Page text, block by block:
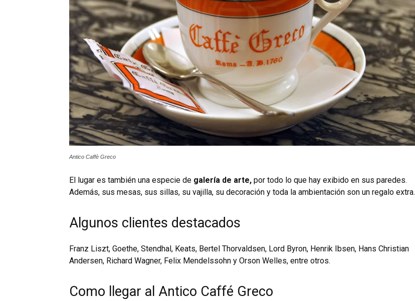
Antico Caffè Greco
El lugar es también una especie de galería de arte, por todo lo que hay exibido en sus paredes.
Además, sus mesas, sus sillas, su vajilla, su decoración y toda la ambientación son un regalo extra.
Algunos clientes destacados
Franz Liszt, Goethe, Stendhal, Keats, Bertel Thorvaldsen, Lord Byron, Henrik Ibsen, Hans Christian
Andersen, Richard Wagner, Felix Mendelssohn y Orson Welles, entre otros.
Como llegar al Antico Caffé Greco